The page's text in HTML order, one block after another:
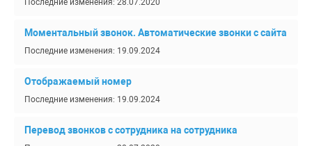
Последние изменения: 28.07.2020
Моментальный звонок. Автоматические звонки с сайта
Последние изменения: 19.09.2024
Отображаемый номер
Последние изменения: 19.09.2024
Перевод звонков с сотрудника на сотрудника